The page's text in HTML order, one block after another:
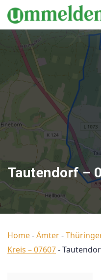
Tautendorf –
Home-Ämter-
Kreis – 07607-